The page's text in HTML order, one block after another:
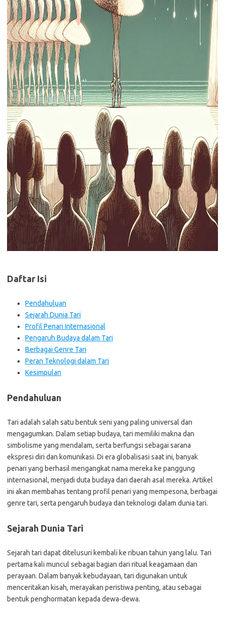
Daftar Isi
Pendahuluan
Sejarah Dunia Tari
Profil Penari Internasional
Pengaruh Budaya dalam Tari
Berbagai Genre Tari
Peran Teknologi dalam Tari
Kesimpulan
Pendahuluan
Tari adalah salah satu bentuk seni yang paling universal dan
mengagumkan. Dalam setiap budaya, tari memiliki makna dan
simbolisme yang mendalam, serta berfungsi sebagai sarana
ekspresi diri dan komunikasi. Di era globalisasi saat ini, banyak
penari yang berhasil mengangkat nama mereka ke panggung
internasional, menjadi duta budaya dari daerah asal mereka. Artikel
ini akan membahas tentang profil penari yang mempesona, berbagai
genre tari, serta pengaruh budaya dan teknologi dalam dunia tari.
Sejarah Dunia Tari
Sejarah tari dapat ditelusuri kembali ke ribuan tahun yang lalu. Tari
pertama kali muncul sebagai bagian dari ritual keagamaan dan
perayaan. Dalam banyak kebudayaan, tari digunakan untuk
menceritakan kisah, merayakan peristiwa penting, atau sebagai
bentuk penghormatan kepada dewa-dewa.